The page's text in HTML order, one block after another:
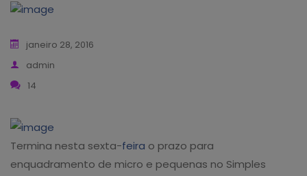
janeiro 28, 2016
admin
14
Termina nesta sexta-feira o prazo para
enquadramento de micro e pequenas no Simples